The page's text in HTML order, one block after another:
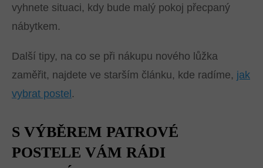
vyhnete situaci, kdy bude malý pokoj přecpaný
nábytkem.
Další tipy, na co se při nákupu nového lůžka
zaměřit, najdete ve starším článku, kde radíme, jak
vybrat postel .
S VÝBĚREM PATROVÉ
POSTELE VÁM RÁDI